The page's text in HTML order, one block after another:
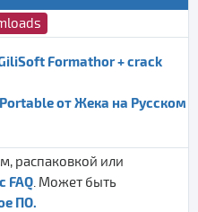
Formathor + crack
Portable от Жека на Русском
распаковкой или
FAQ. Может быть
ПО.